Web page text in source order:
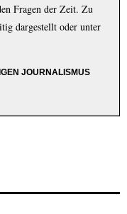
Fragen der Zeit. Zu
dargestellt oder unter
JOURNALISMUS